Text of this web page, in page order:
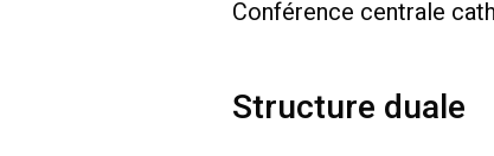
Conférence centrale
Structure duale